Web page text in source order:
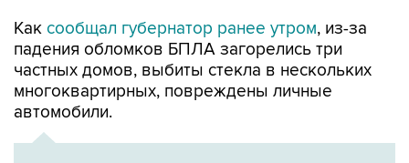
Как сообщал губернатор ранее утром, из-за
падения обломков БПЛА загорелись три
частных домов, выбиты стекла в нескольких
многоквартирных, повреждены личные
автомобили.